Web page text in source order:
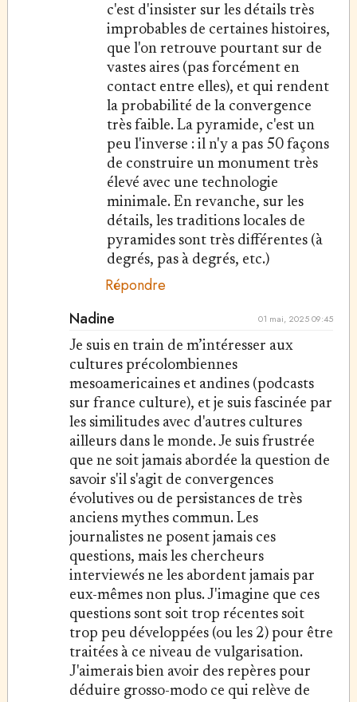
c'est d'insister sur les détails très
improbables de certaines histoires,
que l'on retrouve pourtant sur de
vastes aires (pas forcément en
contact entre elles), et qui rendent
la probabilité de la convergence
très faible. La pyramide, c'est un
peu l'inverse : il n'y a pas 50 façons
de construire un monument très
élevé avec une technologie
minimale. En revanche, sur les
détails, les traditions locales de
pyramides sont très différentes (à
degrés, pas à degrés, etc.)
Répondre
Nadine
01 mai, 2025 09:45
Je suis en train de m’intéresser aux
cultures précolombiennes
mesoamericaines et andines (podcasts
sur france culture), et je suis fascinée par
les similitudes avec d'autres cultures
ailleurs dans le monde. Je suis frustrée
que ne soit jamais abordée la question de
savoir s'il s'agit de convergences
évolutives ou de persistances de très
anciens mythes commun. Les
journalistes ne posent jamais ces
questions, mais les chercheurs
interviewés ne les abordent jamais par
eux-mêmes non plus. J'imagine que ces
questions sont soit trop récentes soit
trop peu développées (ou les 2) pour être
traitées à ce niveau de vulgarisation.
J'aimerais bien avoir des repères pour
déduire grosso-modo ce qui relève de